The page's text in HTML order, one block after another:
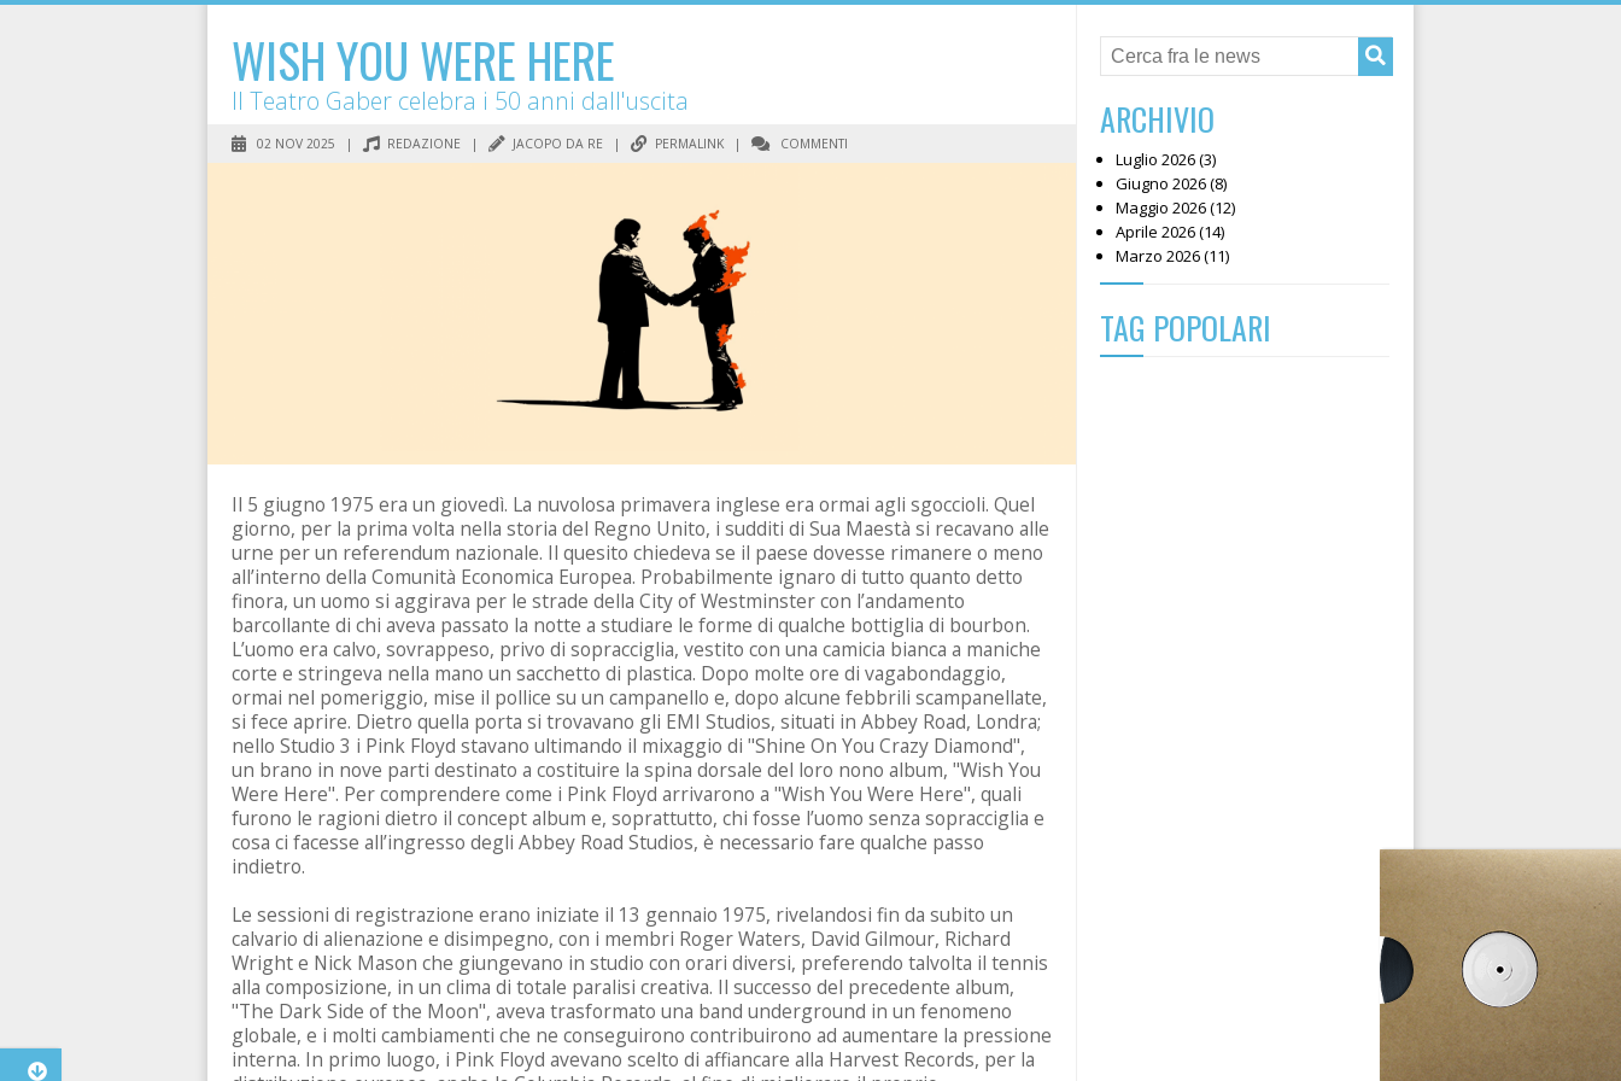
ARCHIVIO
Luglio 2026 (3)
Giugno 2026 (8)
Maggio 2026 (12)
Aprile 2026 (14)
Marzo 2026 (11)
TAG POPOLARI
WISH YOU WERE HERE
Il Teatro Gaber celebra i 50 anni dall'uscita
02 NOV 2025 | REDAZIONE | JACOPO DA RE | PERMALINK | COMMENTI
Il 5 giugno 1975 era un giovedì. La nuvolosa primavera inglese era ormai agli sgoccioli. Quel
giorno, per la prima volta nella storia del Regno Unito, i sudditi di Sua Maestà si recavano alle
urne per un referendum nazionale. Il quesito chiedeva se il paese dovesse rimanere o meno
all’interno della Comunità Economica Europea. Probabilmente ignaro di tutto quanto detto
finora, un uomo si aggirava per le strade della City of Westminster con l’andamento
barcollante di chi aveva passato la notte a studiare le forme di qualche bottiglia di bourbon.
L’uomo era calvo, sovrappeso, privo di sopracciglia, vestito con una camicia bianca a maniche
corte e stringeva nella mano un sacchetto di plastica. Dopo molte ore di vagabondaggio,
ormai nel pomeriggio, mise il pollice su un campanello e, dopo alcune febbrili scampanellate,
si fece aprire. Dietro quella porta si trovavano gli EMI Studios, situati in Abbey Road, Londra;
nello Studio 3 i Pink Floyd stavano ultimando il mixaggio di "Shine On You Crazy Diamond",
un brano in nove parti destinato a costituire la spina dorsale del loro nono album, "Wish You
Were Here". Per comprendere come i Pink Floyd arrivarono a "Wish You Were Here", quali
furono le ragioni dietro il concept album e, soprattutto, chi fosse l’uomo senza sopracciglia e
cosa ci facesse all’ingresso degli Abbey Road Studios, è necessario fare qualche passo
indietro.
Le sessioni di registrazione erano iniziate il 13 gennaio 1975, rivelandosi fin da subito un
calvario di alienazione e disimpegno, con i membri Roger Waters, David Gilmour, Richard
Wright e Nick Mason che giungevano in studio con orari diversi, preferendo talvolta il tennis
alla composizione, in un clima di totale paralisi creativa. Il successo del precedente album,
"The Dark Side of the Moon", aveva trasformato una band underground in un fenomeno
globale, e i molti cambiamenti che ne conseguirono contribuirono ad aumentare la pressione
interna. In primo luogo, i Pink Floyd avevano scelto di affiancare alla Harvest Records, per la